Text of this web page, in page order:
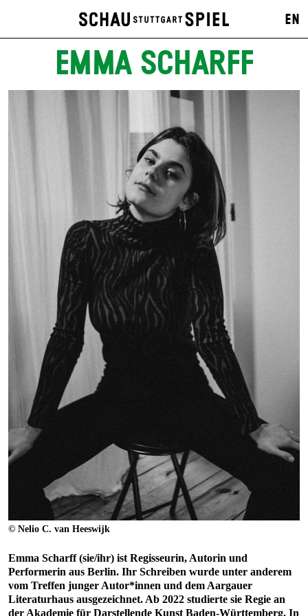
EN
EMMA SCHARFF
© Nelio C. van Heeswijk
Emma Scharff (sie/ihr) ist Regisseurin, Autorin und
Performerin aus Berlin. Ihr Schreiben wurde unter anderem
vom Treffen junger Autor*innen und dem Aargauer
Literaturhaus ausgezeichnet. Ab 2022 studierte sie Regie an
der Akademie für Darstellende Kunst Baden-Württemberg. In